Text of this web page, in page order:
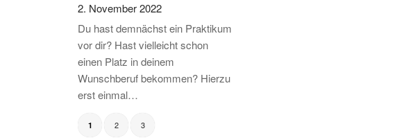
2. November 2022
Du hast demnächst ein Praktikum
vor dir? Hast vielleicht schon
einen Platz in deinem
Wunschberuf bekommen? Hierzu
erst einmal…
1 2 3